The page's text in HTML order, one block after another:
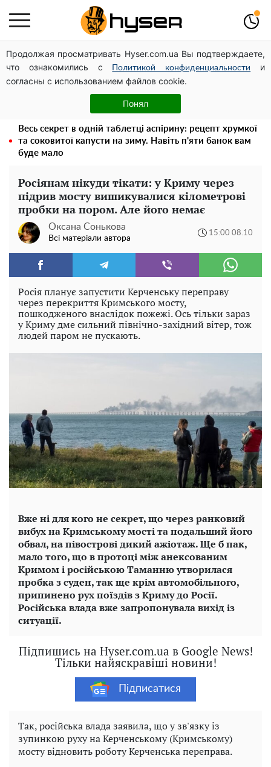
Продолжая просматривать Hyser.com.ua Вы подтверждаете,
что ознакомились с
Политикой конфиденциальности
и
согласны с использованием файлов cookie.
Понял
Дрони із націнкою: Олександр Конотопський вивів
мільйони оборонного бюджету через фіктивну фірму в
Естонії
Повністю гола Анна Трінчер блиснула "принадами":
таких розмірів ви ще не бачили
Весь секрет в одній таблетці аспірину: рецепт хрумкої
та соковитої капусти на зиму. Навіть п'яти банок вам
буде мало
Росіянам нікуди тікати: у Криму через
підрив мосту вишикувалися кілометрові
пробки на пором. Але його немає
Оксана Сонькова
Всі матеріали автора
15:00 08.10
Росія планує запустити Керченську переправу
через перекриття Кримського мосту,
пошкодженого внаслідок пожежі. Ось тільки зараз
у Криму дме сильний північно-західний вітер, тож
людей паром не пускають.
Вже ні для кого не секрет, що через ранковий
вибух на Кримському мості та подальший його
обвал, на півострові дикий ажіотаж. Ще б пак,
мало того, що в протоці між анексованим
Кримом і російською Таманню утворилася
пробка з суден, так ще крім автомобільного,
припинено рух поїздів з Криму до Росії.
Російська влада вже запропонувала вихід із
ситуації.
Підпишись на Hyser.com.ua в Google News!
Тільки найяскравіші новини!
Підписатися
Так, російська влада заявила, що у зв'язку із
зупинкою руху на Керченському (Кримському)
мосту відновить роботу Керченська переправа.